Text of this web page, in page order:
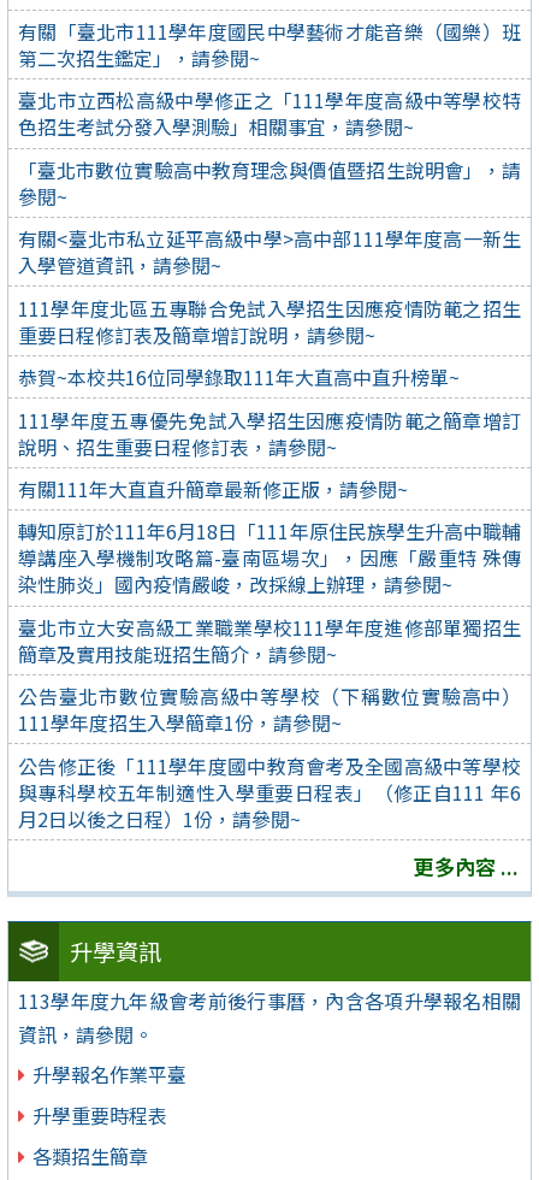
有關「臺北市111學年度國民中學藝術才能音樂（國樂）班
第二次招生鑑定」，請參閱~
臺北市立西松高級中學修正之「111學年度高級中等學校特
色招生考試分發入學測驗」相關事宜，請參閱~
「臺北市數位實驗高中教育理念與價值暨招生說明會」，請
參閱~
有關<臺北市私立延平高級中學>高中部111學年度高一新生
入學管道資訊，請參閱~
111學年度北區五專聯合免試入學招生因應疫情防範之招生
重要日程修訂表及簡章增訂說明，請參閱~
恭賀~本校共16位同學錄取111年大直高中直升榜單~
111學年度五專優先免試入學招生因應疫情防範之簡章增訂
說明、招生重要日程修訂表，請參閱~
有關111年大直直升簡章最新修正版，請參閱~
轉知原訂於111年6月18日「111年原住民族學生升高中職輔
導講座入學機制攻略篇-臺南區場次」，因應「嚴重特 殊傳
染性肺炎」國內疫情嚴峻，改採線上辦理，請參閱~
臺北市立大安高級工業職業學校111學年度進修部單獨招生
簡章及實用技能班招生簡介，請參閱~
公告臺北市數位實驗高級中等學校（下稱數位實驗高中）
111學年度招生入學簡章1份，請參閱~
公告修正後「111學年度國中教育會考及全國高級中等學校
與專科學校五年制適性入學重要日程表」（修正自111 年6
月2日以後之日程）1份，請參閱~
更多內容 ...
升學資訊
113學年度九年級會考前後行事曆，內含各項升學報名相關
資訊，請參閱。
升學報名作業平臺
升學重要時程表
各類招生簡章